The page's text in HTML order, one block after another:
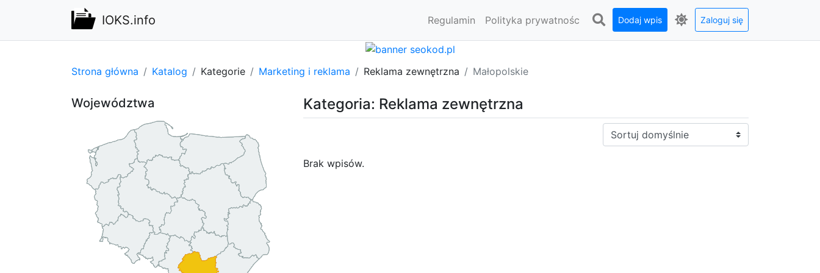
IOKS.info Regulamin Polityka prywatnośc Dodaj wpis Zaloguj się
Strona główna Katalog Kategorie Marketing i reklama Reklama zewnętrzna Małopolskie
Kategoria: Reklama zewnętrzna
Sortuj:
Brak wpisów.
Województwa